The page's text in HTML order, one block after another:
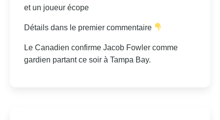
et un joueur écope
Détails dans le premier commentaire
Le Canadien confirme Jacob Fowler comme
gardien partant ce soir à Tampa Bay.